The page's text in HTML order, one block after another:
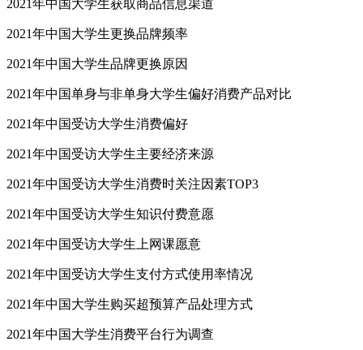
2021年中国大学生获取商品信息渠道
2021年中国大学生更换品牌频率
2021年中国大学生品牌更换原因
2021年中国单身与非单身大学生偏好消费产品对比
2021年中国受访大学生消费偏好
2021年中国受访大学生主要经济来源
2021年中国受访大学生消费时关注因素TOP3
2021年中国受访大学生知识付费意愿
2021年中国受访大学生上网课愿意
2021年中国受访大学生支付方式使用率情况
2021年中国大学生购买超预算产品处理方式
2021年中国大学生消费平台行为调查